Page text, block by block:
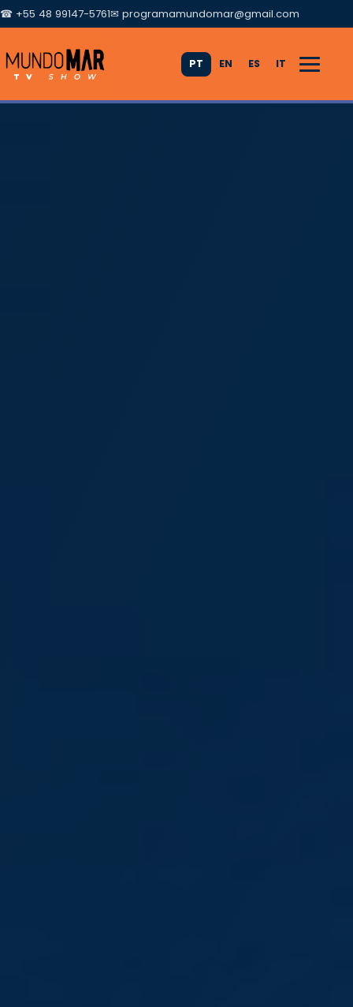
☎ +55 48 99147-5761✉ programamundomar@gmail.com
PT EN ES IT